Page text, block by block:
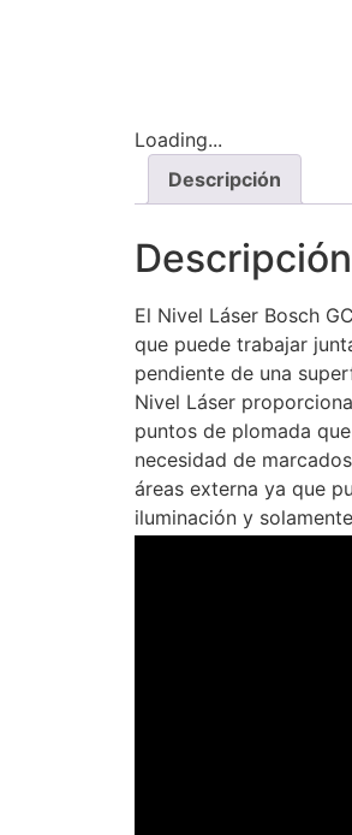
Loading...
Descripción
Descripción
El Nivel Láser Bosch
que puede trabajar
pendiente de una
Nivel Láser
puntos de plomada
necesidad de
áreas externa ya que
iluminación y